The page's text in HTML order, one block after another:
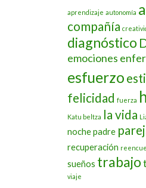
aprendizaje autonomía
compañía
diagnóstico
emociones
esfuerzo
felicidad fuerza
Katu beltza la vida
nochepadre
recuperación
sueños trabajo
viaje